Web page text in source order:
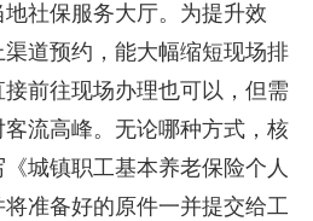
社保服务大厅。为提升效
道预约，能大幅缩短现场排
前往现场办理也可以，但需
流高峰。无论哪种方式，核
城镇职工基本养老保险个人
准备好的原件一并提交给工